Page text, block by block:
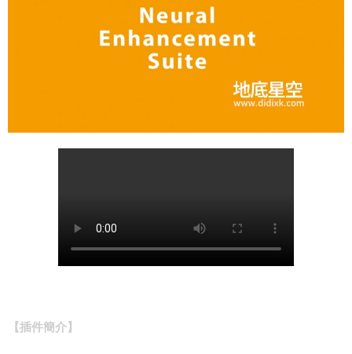
【插件簡介】